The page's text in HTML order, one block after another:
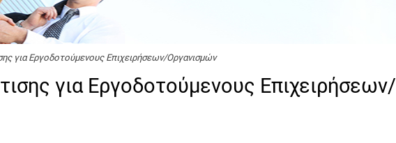
για Εργοδοτούμενους Επιχειρήσεων/Οργανισμών
για Εργοδοτούμενους Επιχειρήσεων/